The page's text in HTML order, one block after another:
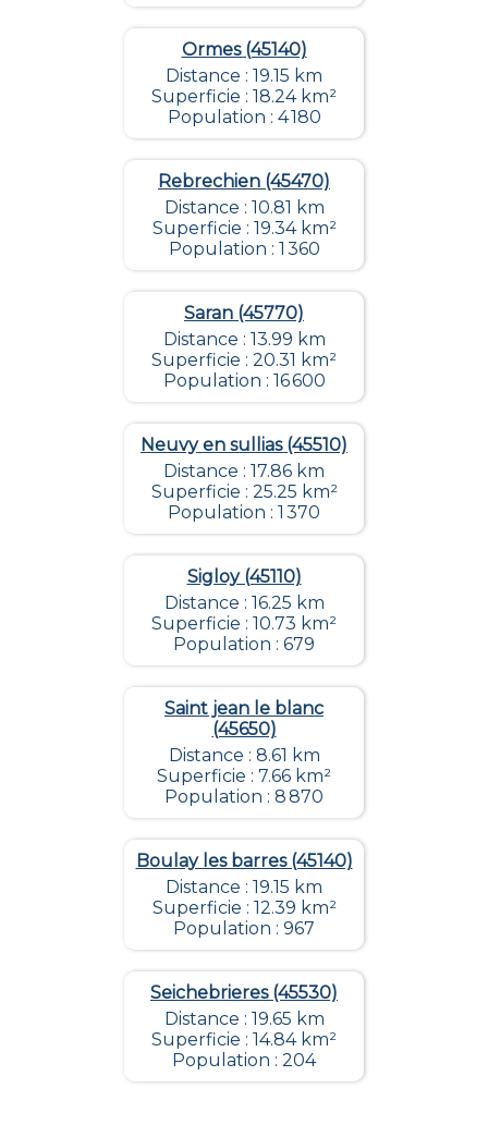
Ormes (45140)
Distance : 19.15 km
Superficie : 18.24 km²
Population : 4 180
Rebrechien (45470)
Distance : 10.81 km
Superficie : 19.34 km²
Population : 1 360
Saran (45770)
Distance : 13.99 km
Superficie : 20.31 km²
Population : 16 600
Neuvy en sullias (45510)
Distance : 17.86 km
Superficie : 25.25 km²
Population : 1 370
Sigloy (45110)
Distance : 16.25 km
Superficie : 10.73 km²
Population : 679
Saint jean le blanc
(45650)
Distance : 8.61 km
Superficie : 7.66 km²
Population : 8 870
Boulay les barres (45140)
Distance : 19.15 km
Superficie : 12.39 km²
Population : 967
Seichebrieres (45530)
Distance : 19.65 km
Superficie : 14.84 km²
Population : 204